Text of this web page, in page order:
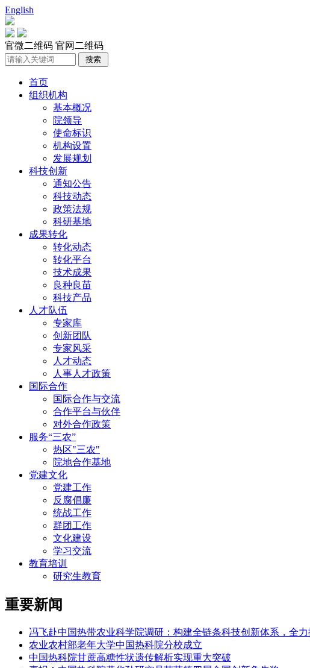
English
官微二维码 官网二维码
首页
组织机构
基本概况
院领导
使命标识
机构设置
发展规划
科技创新
通知公告
科技动态
政策法规
科研基地
成果转化
转化动态
转化平台
技术成果
良种良苗
科技产品
人才队伍
专家库
创新团队
专家风采
人才动态
人事人才政策
国际合作
国际合作与交流
合作平台与伙伴
对外合作政策
服务“三农”
热区"三农"
院地合作基地
党建文化
党建工作
反腐倡廉
统战工作
群团工作
文化建设
学习交流
教育培训
研究生教育
重要新闻
冯飞赴中国热带农业科学院调研：构建全链条科技创新体系，全
农业农村部老年大学中国热科院分校成立
中国热科院甘蔗高糖性状遗传解析实现重大突破